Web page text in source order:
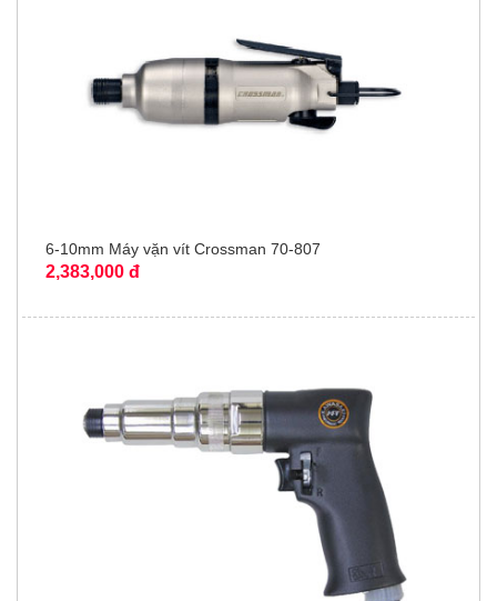
6-10mm Máy vặn vít Crossman 70-807
2,383,000 đ